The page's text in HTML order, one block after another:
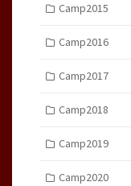
Camp2015
Camp2016
Camp2017
Camp2018
Camp2019
Camp2020